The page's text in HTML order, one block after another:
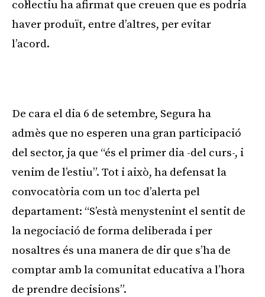
col·lectiu ha afirmat que creuen que es podria
haver produït, entre d’altres, per evitar
l’acord.
De cara el dia 6 de setembre, Segura ha
admès que no esperen una gran participació
del sector, ja que “és el primer dia -del curs-, i
venim de l’estiu”. Tot i això, ha defensat la
convocatòria com un toc d’alerta pel
departament: “S’està menystenint el sentit de
la negociació de forma deliberada i per
nosaltres és una manera de dir que s’ha de
comptar amb la comunitat educativa a l’hora
de prendre decisions”.